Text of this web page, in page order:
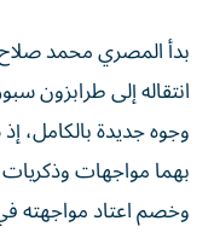
بدأ المصري محمد
انتقاله إلى طرابزون
وجوه جديدة بالكامل،
بهما مواجهات
وخصم اعتاد مواجهته